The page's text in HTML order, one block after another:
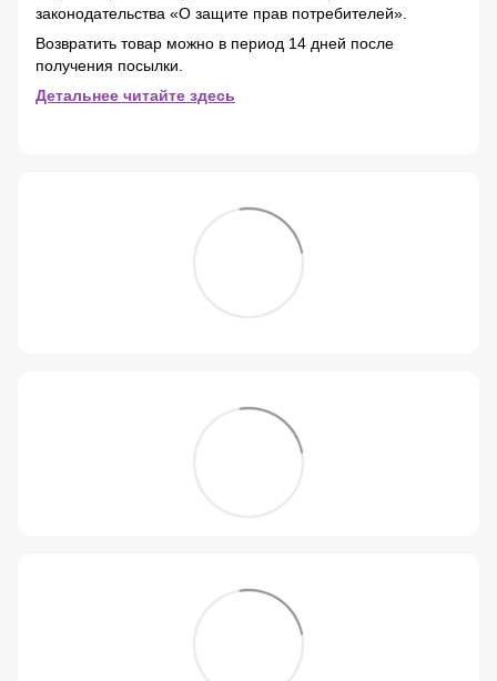
законодательства «О защите прав потребителей».
Возвратить товар можно в период 14 дней после
получения посылки.
Детальнее читайте здесь